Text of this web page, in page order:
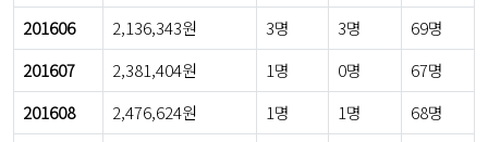
201606
2,136,343원 3명 3명
69명
201607
2,381,404원 1명 0명
67명
201608
2,476,624원 1명 1명
68명